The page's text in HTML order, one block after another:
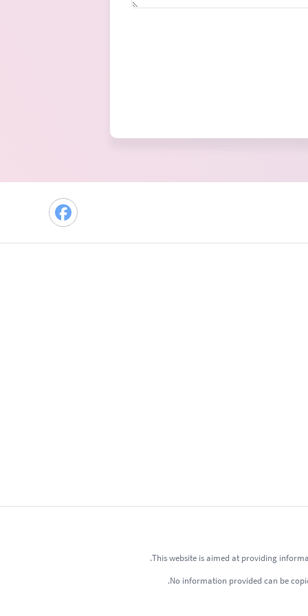
This website is aimed at providing
No information provided can be